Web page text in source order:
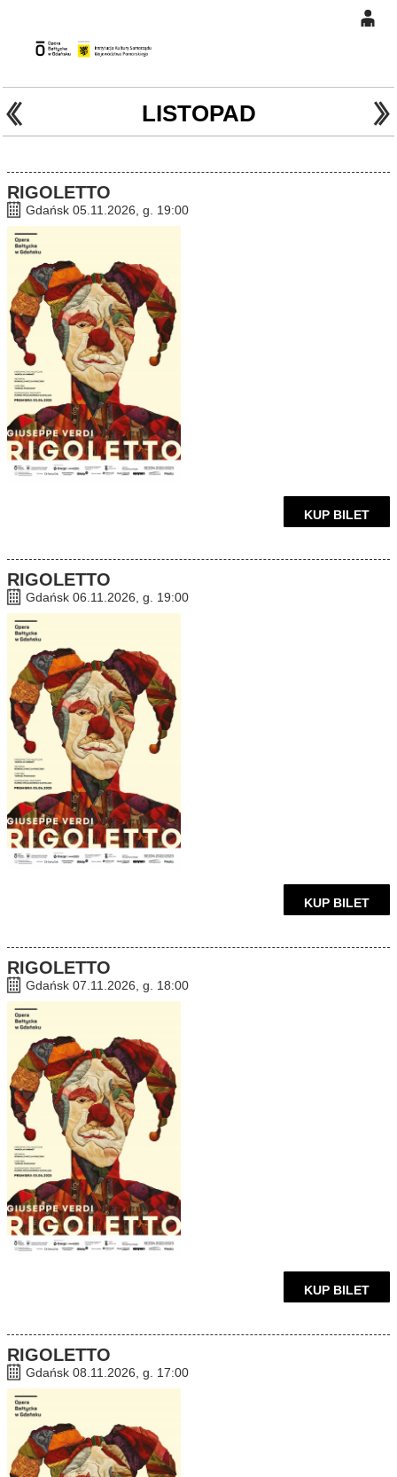
PLN LISTOPAD
RIGOLETTO
Gdańsk 05.11.2026, g. 19:00
KUP BILET
RIGOLETTO
Gdańsk 06.11.2026, g. 19:00
KUP BILET
RIGOLETTO
Gdańsk 07.11.2026, g. 18:00
KUP BILET
RIGOLETTO
Gdańsk 08.11.2026, g. 17:00